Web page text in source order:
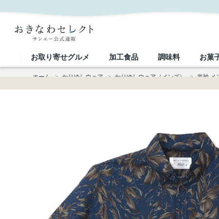
お取り寄せグルメ 加工食品 調味料 お菓
ホーム > かりゆしウェア > かりゆしウェア（メンズ） > 半袖 メ